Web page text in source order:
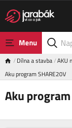
Menu
Dílna a stavba AKU
Aku program SHARE20V
Aku